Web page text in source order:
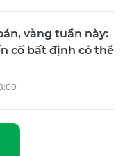
vàng tuần này:
cố bất định có thể